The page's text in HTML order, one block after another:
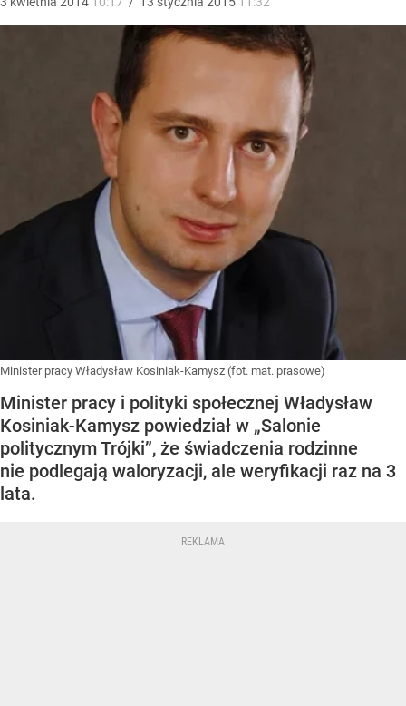
Minister pracy Władysław Kosiniak-Kamysz (fot. mat. prasowe)
Minister pracy i polityki społecznej Władysław
Kosiniak-Kamysz powiedział w „Salonie
politycznym Trójki”, że świadczenia rodzinne
nie podlegają waloryzacji, ale weryfikacji raz na 3
lata.